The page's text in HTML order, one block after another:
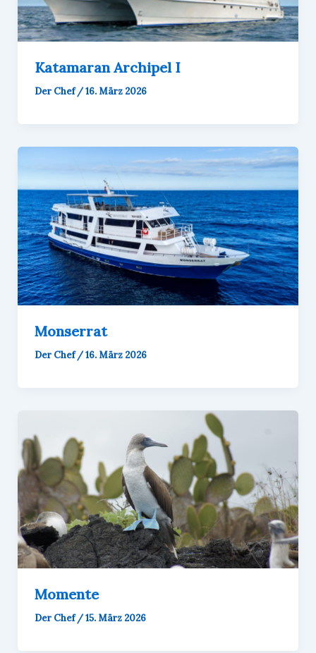
Katamaran Archipel I
Der Chef/16. März 2026
Monserrat
Der Chef/16. März 2026
Momente
Der Chef/15. März 2026